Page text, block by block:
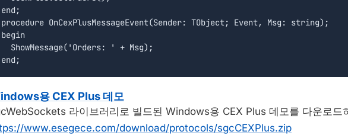
end;
procedure OnCexPlusMessageEvent(Sender: TObject; Event, Msg: string);
begin
  ShowMessage('Orders: ' + Msg);
용 CEX Plus 데모
라이브러리로 빌드된 Windows용 CEX Plus 데모를 다운로드
www.esegece.com/download/protocols/sgcCEXPlus.zip